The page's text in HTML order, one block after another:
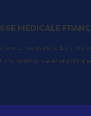
MÉDICALE
et hospitaliers, dans leur
professionnelles et